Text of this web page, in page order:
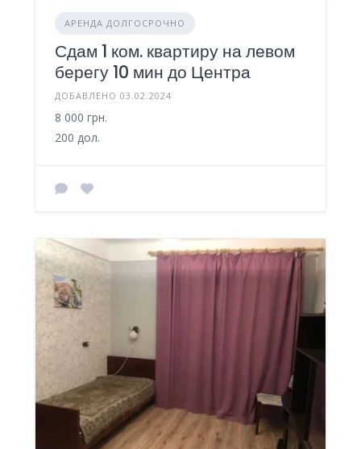
АРЕНДА ДОЛГОСРОЧНО
Сдам 1 ком. квартиру на левом
берегу 10 мин до Центра
ДОБАВЛЕНО 03.02.2024
8 000 грн.
200 дол.